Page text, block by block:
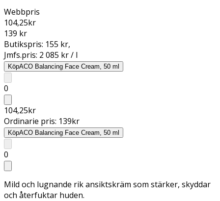
Webbpris
104,25kr
139 kr
Butikspris: 155 kr,
Jmfs.pris: 2 085 kr / l
KöpACO Balancing Face Cream, 50 ml
0
104,25kr
Ordinarie pris: 139kr
KöpACO Balancing Face Cream, 50 ml
0
Mild och lugnande rik ansiktskräm som stärker, skyddar
och återfuktar huden.